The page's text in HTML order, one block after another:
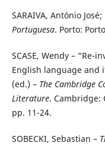
SARAIVA, António José;
Portuguesa. Porto:
SCASE, Wendy –
English language and
(ed.) – The Cambridge
Literature. Cambridge:
pp. 11-24.
SOBECKI, Sebastian –